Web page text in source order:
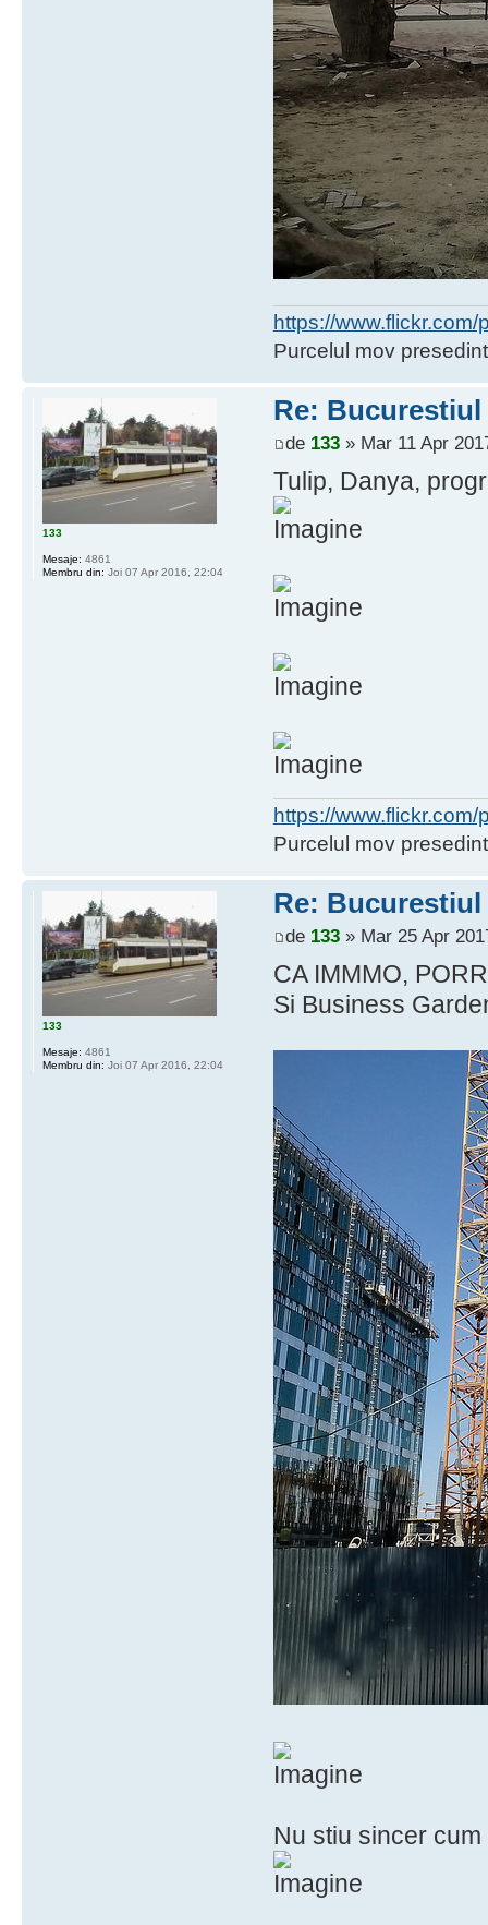
https://
Purcelul mov
Re:
de 133» Mar 11 Apr
Tulip, Danya,
https://
Purcelul mov
133
Mesaje: 4861
Membru din: Joi 07 Apr 2016, 22:04
Re:
de 133» Mar 25 Apr
CA IMMMO,
Si Business
Nu stiu sincer
133
Mesaje: 4861
Membru din: Joi 07 Apr 2016, 22:04